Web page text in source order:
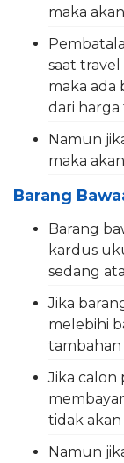
maka
saat
maka ada
dari harga
Namun
maka
Barang
Barang
kardus
sedang
Jika
melebihi
Jika
tidak akan
Namun